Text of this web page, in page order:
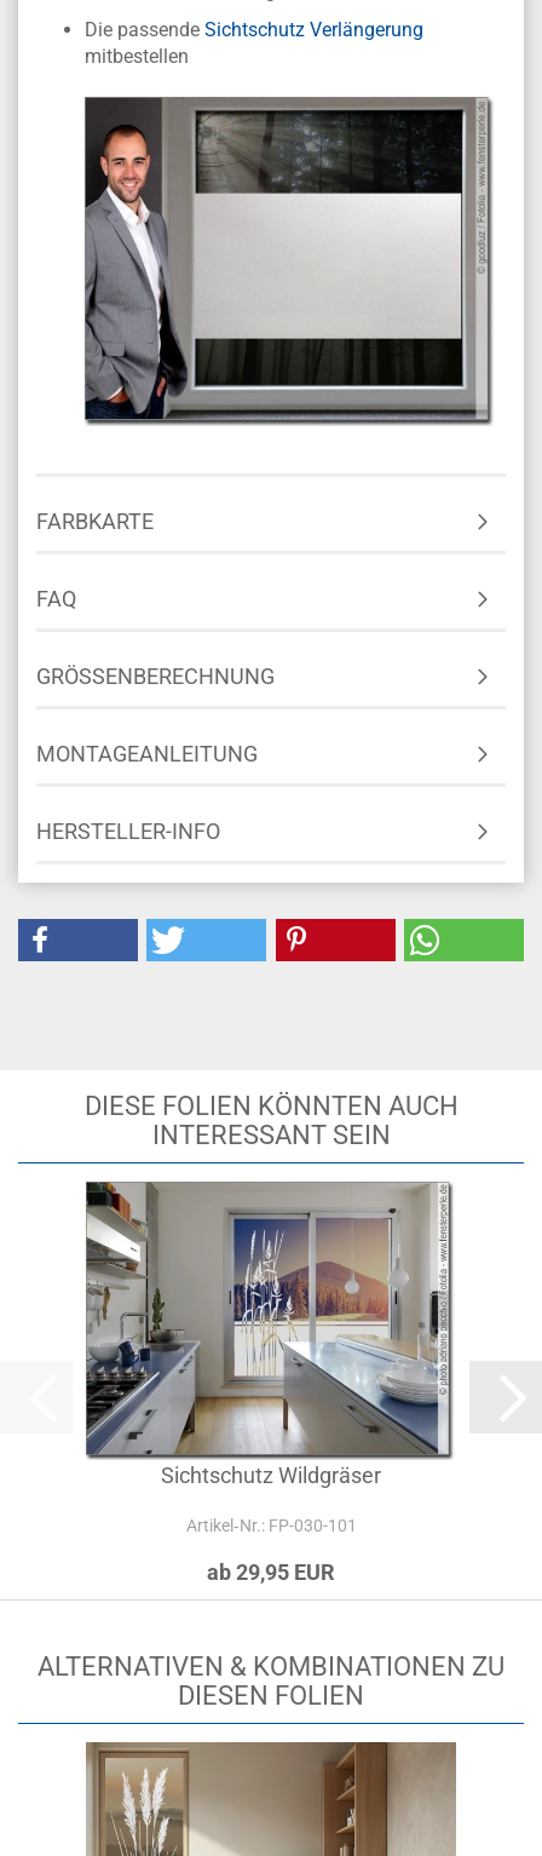
Die passende Sichtschutz Verlängerung
mitbestellen
FARBKARTE
FAQ
GRÖSSENBERECHNUNG
MONTAGEANLEITUNG
HERSTELLER-INFO
DIESE FOLIEN KÖNNTEN AUCH
INTERESSANT SEIN
Sichtschutz Wildgräser
Artikel‑Nr.: FP-030-101
ab 29,95 EUR
ALTERNATIVEN & KOMBINATIONEN ZU
DIESEN FOLIEN